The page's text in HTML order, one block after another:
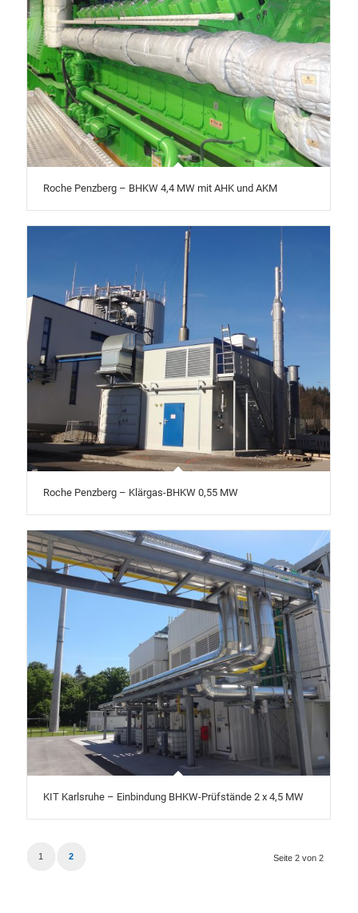
Roche Penzberg – BHKW 4,4 MW mit AHK und AKM
Roche Penzberg – Klärgas-BHKW 0,55 MW
KIT Karlsruhe – Einbindung BHKW-Prüfstände 2 x 4,5 MW
Seite 2 von 2
1 2